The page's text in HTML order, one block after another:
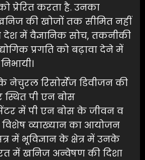
प्रेरित करता है. उनका
की खोजों तक सीमित नहीं
देश में वैज्ञानिक सोच, तकनीकी
प्रगति को बढ़ावा देने में
नेचुरल रिसोर्सेज डिवीजन की
पी एन बोस
में पी एन बोस के जीवन व
व्याख्यान का आयोजन
में भूविज्ञान के क्षेत्र में उनके
में खनिज अन्वेषण की दिशा